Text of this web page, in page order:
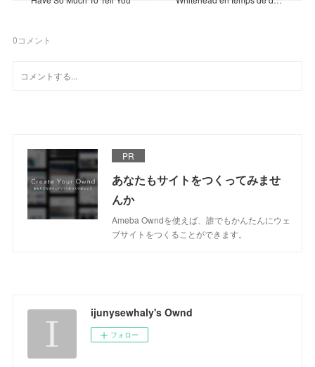
0コメント
PR
あなたもサイトをつくってみませ
んか
Ameba Owndを使えば、誰でもかんたんにウェ
ブサイトをつくることができます。
ijunysewhaly's Ownd
フォロー